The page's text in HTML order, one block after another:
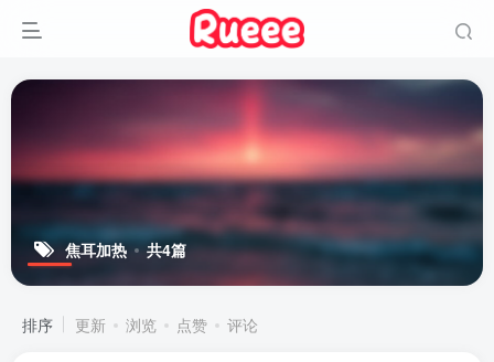
焦耳加热 共4篇
排序 更新 浏览 点赞 评论